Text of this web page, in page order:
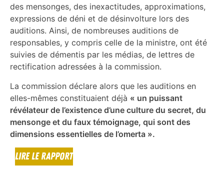
des mensonges, des inexactitudes, approximations,
expressions de déni et de désinvolture lors des
auditions. Ainsi, de nombreuses auditions de
responsables, y compris celle de la ministre, ont été
suivies de démentis par les médias, de lettres de
rectification adressées à la commission.
La commission déclare alors que les auditions en
elles-mêmes constituaient déjà « un puissant
révélateur de l’existence d’une culture du secret, du
mensonge et du faux témoignage, qui sont des
dimensions essentielles de l’omerta ».
LIRE LE RAPPORT